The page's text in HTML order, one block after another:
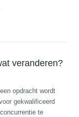
veranderen?
opdracht wordt
gekwalificeerd
te